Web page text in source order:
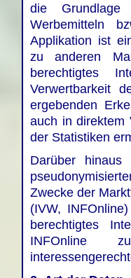
die Grundlage
Werbemitteln
Applikation ist
zu anderen
berechtigtes
Verwertbarkeit
ergebenden
auch in direktem
der Statistiken
Darüber
Zwecke der
(IVW,
berechtigtes
INFOnline